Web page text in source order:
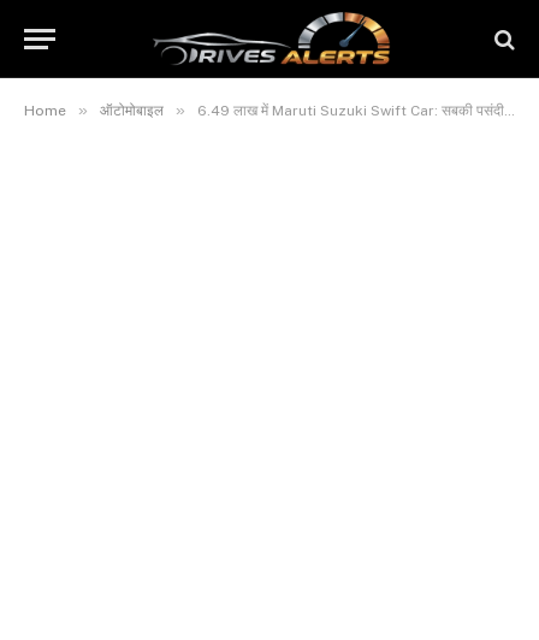
Home » ऑटोमोबाइल » 6.49 लाख में Maruti Suzuki Swift Car: सबकी पसंदीदा कार फिर एक नए लुक में आ गई, देखें कीमत और Luxury Interior